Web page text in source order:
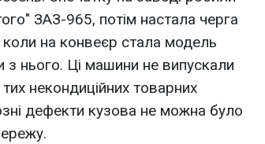
ЗАЗ-965, потім настала черга
на конвеєр стала модель
з нього. Ці машини не випускали
некондиційних товарних
дефекти кузова не можна було